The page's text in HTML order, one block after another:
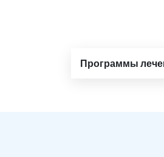
Программы